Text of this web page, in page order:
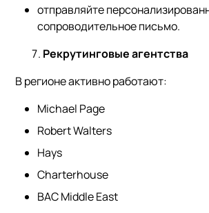
отправляйте
сопроводительное письмо.
Рекрутинговые агентства
В регионе активно работают:
Michael Page
Robert Walters
Hays
Charterhouse
BAC Middle East